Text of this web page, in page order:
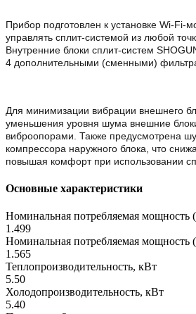
Прибор подготовлен к установке Wi-Fi-
управлять сплит-системой из любой
Внутренние блоки сплит-систем
4 дополнительными (сменными)
Для минимизации вибрации внешнего
уменьшения уровня шума внешние
виброопорами. Также предусмотрена
компрессора наружного блока, что
повышая комфорт при использовании
Основные характеристики
Номинальная потребляемая мощность
1.499
Номинальная потребляемая мощность
1.565
Теплопроизводительность, кВт
5.50
Холодопроизводительность, кВт
5.40